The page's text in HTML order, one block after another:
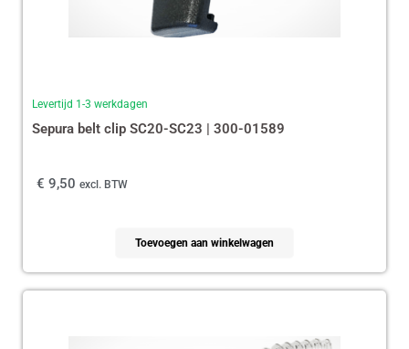
Levertijd 1-3 werkdagen
Sepura belt clip SC20-SC23 | 300-01589
€ 9,50 excl. BTW
Toevoegen aan winkelwagen